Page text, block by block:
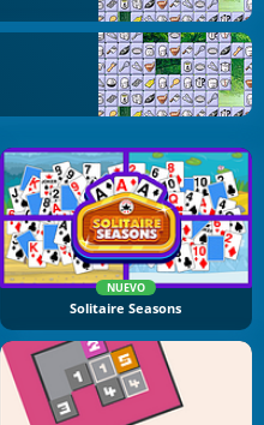
NUEVO
Solitaire Seasons